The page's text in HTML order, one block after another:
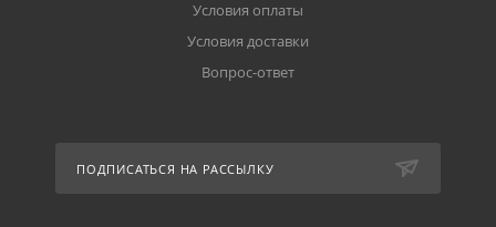
Условия оплаты
Условия доставки
Вопрос-ответ
ПОДПИСАТЬСЯ НА РАССЫЛКУ